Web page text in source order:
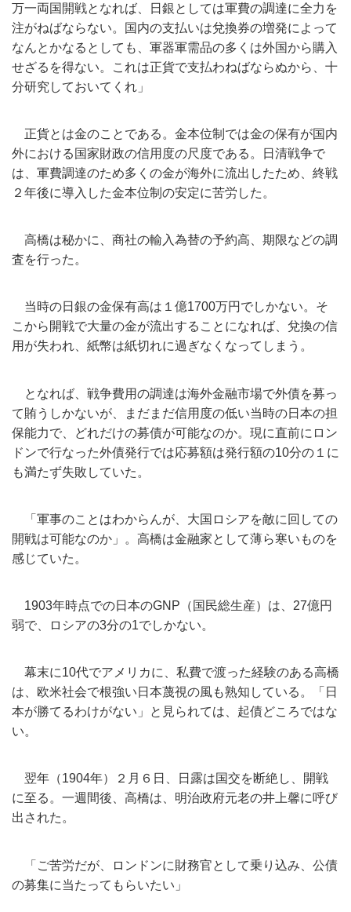
万一両国開戦となれば、
日銀としては軍費の調達に全力を
注がねばならない。
国内の支払いは兌換券の増発によって
なんとかなるとしても、 軍器軍需品の多くは外国から購入
せざるを得ない。
これは正貨で支払わねばならぬから、十
分研究しておいてくれ」
正貨とは金のことである。 金本位制では金の保有が国内
外における国家財政の信用度の尺度である。日清戦争で
は、 軍費調達のため多くの金が海外に流出したため、終戦
２年後に導入した金本位制の安定に苦労した。
高橋は秘かに、商社の輸入為替の予約高、 期限などの調
査を行った。
当時の日銀の金保有高は１億1700万円でしかない。 そ
こから開戦で大量の金が流出することになれば、 兌換の信
用が失われ、紙幣は紙切れに過ぎなくなってしまう。
となれば、 戦争費用の調達は海外金融市場で外債を募っ
て賄うしかないが、まだまだ信用度の低い当時の日本の担
保能力で、どれだけの募債が可能なのか。 現に直前にロン
ドンで行なった外債発行では応募額は発行額の10分の１に
も満たず失敗していた。
「軍事のことはわからんが、 大国ロシアを敵に回しての
開戦は可能なのか」。 高橋は金融家として薄ら寒いものを
感じていた。
1903年時点での日本のGNP（国民総生産）は、27億円
弱で 、ロシアの3分の1でしかない。
幕末に10代でアメリカに、私費で渡った経験のある高橋
は、 欧米社会で根強い日本蔑視の風も熟知している。「 日
本が勝てるわけがない」と見られては、起債どころではな
い。
翌年（1904年）２月６日、日露は国交を断絶し、開戦
に至る。 一週間後、高橋は、明治政府元老の井上馨に呼び
出された。
「ご苦労だが、ロンドンに財務官として乗り込み、 公債
の募集に当たってもらいたい」